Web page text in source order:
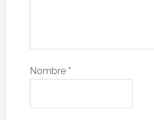
Nombre *